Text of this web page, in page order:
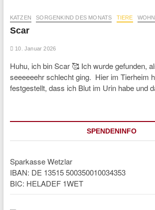
KATZEN SORGENKIND DES MONATS TIERE
Scar
10. Januar 2026
Huhu, ich bin Scar 🥰 Ich wurde gefunden,
seeeeeehr schlecht ging. Hier im Tierheim
festgestellt, dass ich Blut im Urin habe und
SPENDENINFO
Sparkasse Wetzlar
IBAN: DE 13515 500350010034353
BIC: HELADEF 1WET